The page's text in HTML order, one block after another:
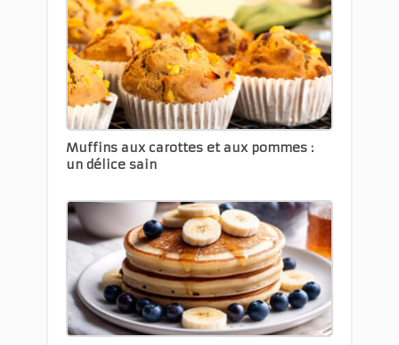
Muffins aux carottes et aux pommes :
un délice sain